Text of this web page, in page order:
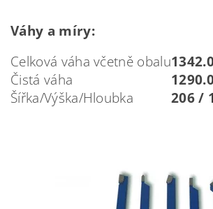
Váhy a míry:
Celková váha včetně obalu
Čistá váha
Šířka/Výška/Hloubka
206 /